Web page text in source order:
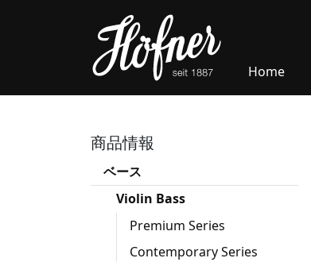
Home
商品情報
ベース
Violin Bass
Premium Series
Contemporary Series